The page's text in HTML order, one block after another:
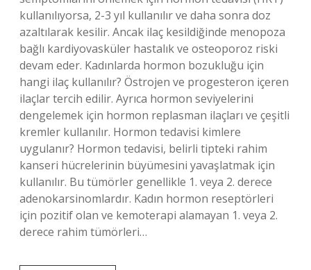
kullanılıyorsa, 2-3 yıl kullanılır ve daha sonra doz
azaltılarak kesilir. Ancak ilaç kesildiğinde menopoza
bağlı kardiyovasküler hastalık ve osteoporoz riski
devam eder. Kadınlarda hormon bozukluğu için
hangi ilaç kullanılır? Östrojen ve progesteron içeren
ilaçlar tercih edilir. Ayrıca hormon seviyelerini
dengelemek için hormon replasman ilaçları ve çeşitli
kremler kullanılır. Hormon tedavisi kimlere
uygulanır? Hormon tedavisi, belirli tipteki rahim
kanseri hücrelerinin büyümesini yavaşlatmak için
kullanılır. Bu tümörler genellikle 1. veya 2. derece
adenokarsinomlardır. Kadın hormon reseptörleri
için pozitif olan ve kemoterapi alamayan 1. veya 2.
derece rahim tümörleri…